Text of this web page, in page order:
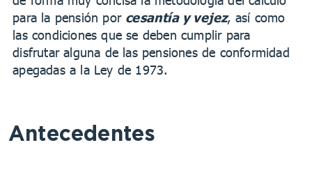
para la pensión por cesantía y vejez, así como
las condiciones que se deben cumplir para
disfrutar alguna de las pensiones de conformidad
apegadas a la Ley de 1973.
Antecedentes